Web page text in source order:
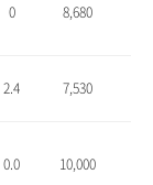
0 8,680
2.4 7,530
0.0 10,000